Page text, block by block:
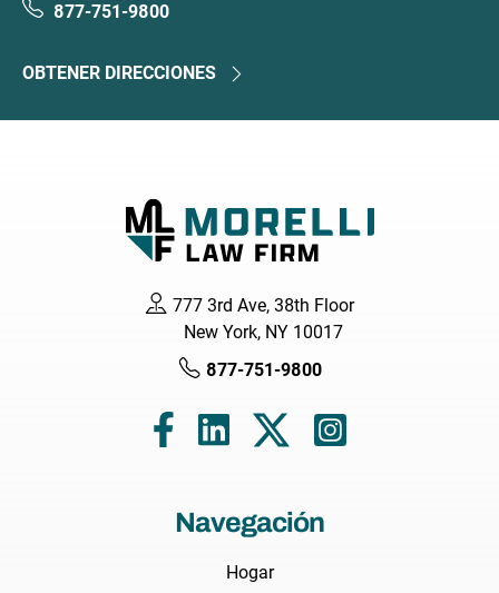
877-751-9800
OBTENER DIRECCIONES
777 3rd Ave, 38th Floor
New York, NY 10017
877-751-9800
Navegación
Hogar